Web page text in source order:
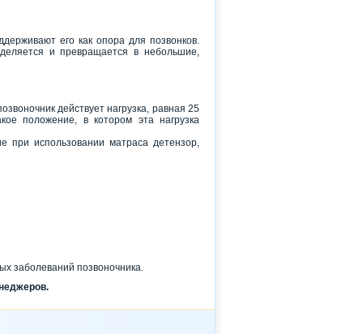
его как опора для позвонков.
и превращается в небольшие,
действует нагрузка, равная 25
положение, в котором эта нагрузка
использовании матраса детензор,
заболеваний позвоночника.